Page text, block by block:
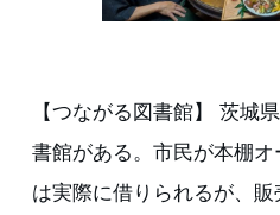
【つながる図書館】 茨城
書館がある。市民が本棚
は実際に借りられるが、